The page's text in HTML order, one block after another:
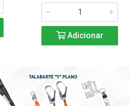
Adicionar